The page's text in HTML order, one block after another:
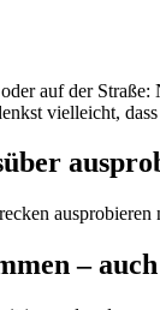
auf der
vielleicht,
–